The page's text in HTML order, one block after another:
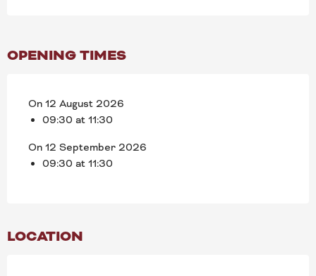
OPENING TIMES
On 12 August 2026
09:30 at 11:30
On 12 September 2026
09:30 at 11:30
LOCATION